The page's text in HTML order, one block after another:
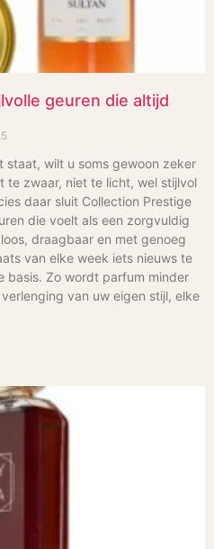
geuren die altijd
staat, wilt u soms gewoon zeker
zwaar, niet te licht, wel stijlvol
daar sluit Collection Prestige
die voelt als een zorgvuldig
draagbaar en met genoeg
van elke week iets nieuws te
basis. Zo wordt parfum minder
van uw eigen stijl, elke